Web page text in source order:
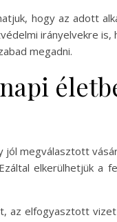
hogy az adott
irányelvekre is,
megadni.
jól megválasztott
elkerülhetjük a
az elfogyasztott